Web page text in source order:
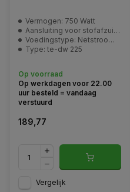
Vermogen: 750 Watt
Aansluiting voor stofafzuiging: ja
Voedingstype: Netstroom 230V
Type: te-dw 225
Op voorraad
Op werkdagen voor 22.00
uur besteld = vandaag
verstuurd
189,77
Vergelijk